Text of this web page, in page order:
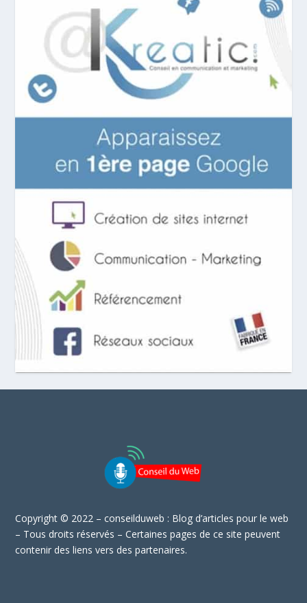
Copyright © 2022 – conseilduweb : Blog d’articles pour le web
– Tous droits réservés – Certaines pages de ce site peuvent
contenir des liens vers des partenaires.